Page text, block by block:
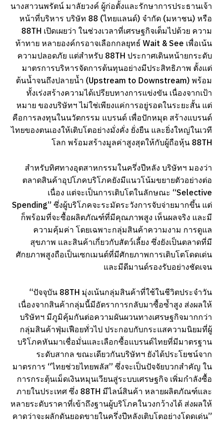
นางสาวนพรัตน์ มาลัยวงค์ ผู้ก่อตั้งและรักษาการประธานเจ้า
หน้าที่บริหาร บริษัท 88 (ไทยแลนด์) จำกัด (มหาชน) หรือ
88TH เปิดเผยว่า ในช่วงเวลาที่เศรษฐกิจเต็มไปด้วย ความ
ท้าทาย หลายองค์กรอาจเลือกกลยุทธ์ Wait & See เพื่อเน้น
ความปลอดภัย แต่สำหรับ 88TH ประกาศเดินหน้ายกระดับ
มาตรการบริหารจัดการต้นทุนอย่างมีประสิทธิภาพ ตั้งแต่
ต้นน้ำจนถึงปลายน้ำ (Upstream to Downstream) พร้อม
ทั้งเร่งสร้างความได้เปรียบทางการแข่งขัน เนื่องจากเป้า
หมาย ของบริษัทฯ ไม่ใช่เพียงแค่การอยู่รอดในระยะสั้น แต่
คือการลงทุนในนวัตกรรม แบรนด์ เพื่อปักหมุด สร้างแบรนด์
ไทยของตนเองให้เติบโตอย่างมั่งคั่ง ยั่งยืน และยิ่งใหญ่ในเวที
โลก พร้อมสร้างมูลค่าสูงสุดให้กับผู้ถือหุ้น 88TH
สำหรับทิศทางอุตสาหกรรมในครึ่งปีหลัง บริษัทฯ มองว่า
ตลาดสินค้าอุปโภคบริโภคยังมีแนวโน้มขยายตัวอย่างต่อ
เนื่อง แต่จะเป็นการเติบโตในลักษณะ “Selective
Spending” ซึ่งผู้บริโภคจะระมัดระวังการจับจ่ายมากขึ้น แต่
ก็พร้อมที่จะซื้อผลิตภัณฑ์ที่มีคุณภาพสูง เห็นผลจริง และมี
ความคุ้มค่า โดยเฉพาะกลุ่มสินค้าความงาม การดูแล
สุขภาพ และสินค้าเกี่ยวกับสัตว์เลี้ยง ซึ่งยังเป็นตลาดที่มี
ศักยภาพสูงถือเป็นเซกเมนต์ที่มีศักยภาพการเติบโตโดดเด่น
และมีดีมานด์รองรับอย่างชัดเจน
“ปัจจุบัน 88TH มุ่งเน้นกลุ่มสินค้าที่ใช้ในชีวิตประจำวัน
เนื่องจากสินค้ากลุ่มนี้มีอัตราการกลับมาซื้อซ้ำสูง ส่งผลให้
บริษัทฯ มีภูมิคุ้มกันต่อความผันผวนทางเศรษฐกิจมากกว่า
กลุ่มสินค้าฟุ่มเฟือยทั่วไป ประกอบกับกระแสความนิยมที่ผู้
บริโภคหันมาเชื่อมั่นและเลือกซื้อแบรนด์ไทยที่มีมาตรฐาน
ระดับสากล ขณะเดียวกันบริษัทฯ ยังได้ประโยชน์จาก
มาตรการ “ไทยช่วยไทยพลัส” ซึ่งจะเป็นปัจจัยบวกสำคัญ ใน
การกระตุ้นเม็ดเงินหมุนเวียนสู่ระบบเศรษฐกิจ เพิ่มกำลังซื้อ
ภายในประเทศ ซึ่ง 88TH มีไลน์สินค้า หลายผลิตภัณฑ์และ
หลายระดับราคาที่เข้าถึงฐานผู้บริโภคในวงกว้างได้ ส่งผลให้
คาดว่าจะผลักดันยอดขายในครึ่งปีหลังเติบโตอย่างโดดเด่น”